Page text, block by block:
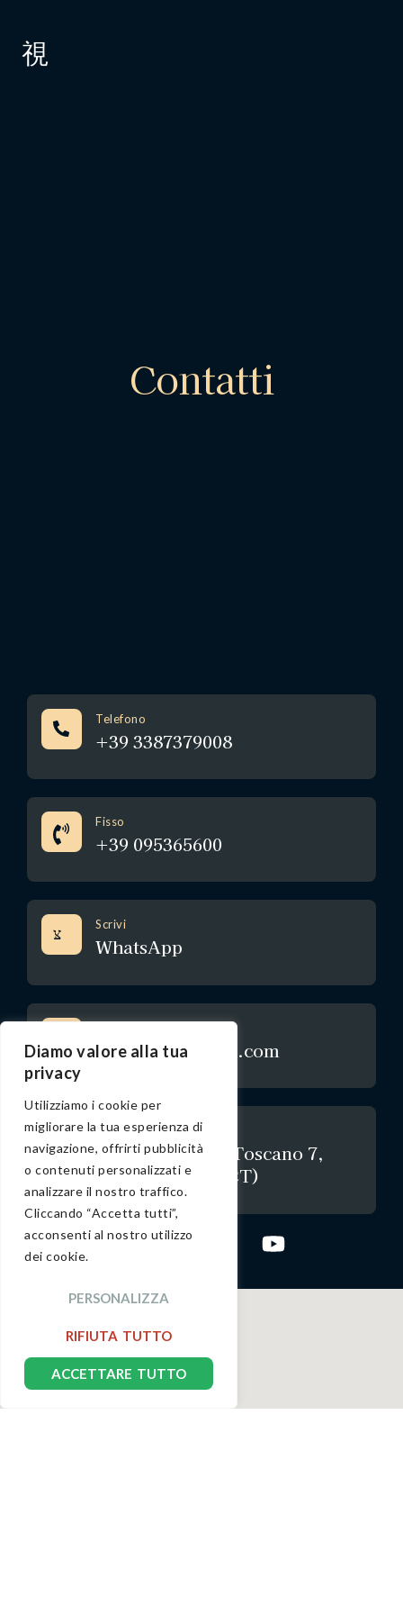
Diamo valore alla tua
privacy
Utilizziamo i cookie per
migliorare la tua esperienza di
navigazione, offrirti pubblicità
o contenuti personalizzati e
analizzare il nostro traffico.
Cliccando “Accetta tutti”,
acconsenti al nostro utilizzo
dei cookie.
PERSONALIZZA
RIFIUTA TUTTO
ACCETTARE TUTTO
Contatti
Telefono
+39 3387379008
Fisso
+39 095365600
Scrivi
WhatsApp
deltarho7@gmail.com
Indirizzo
Via Ammiraglio Toscano 7,
95123 Catania (CT)